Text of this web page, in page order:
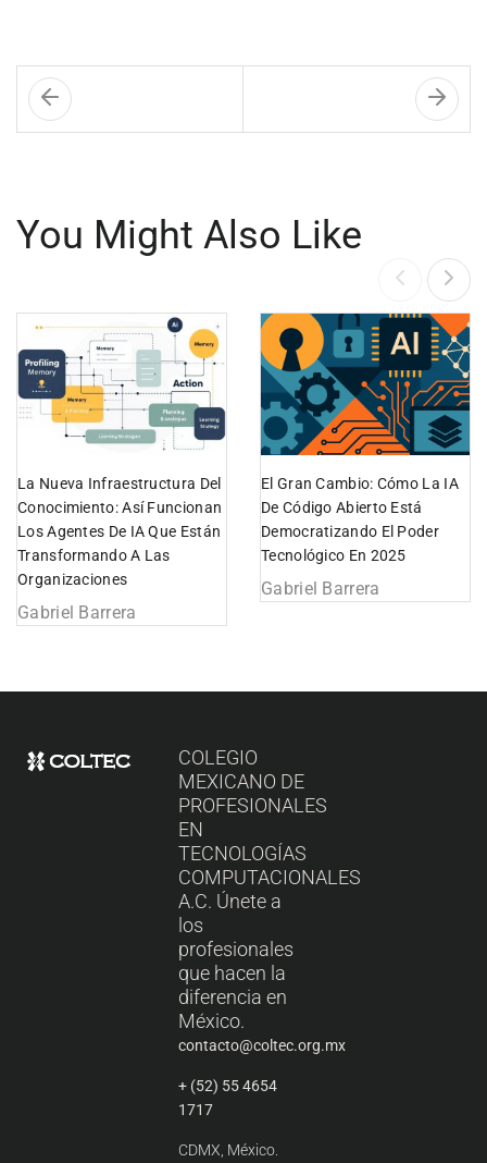
You Might Also Like
La Nueva Infraestructura Del
Conocimiento: Así Funcionan
Los Agentes De IA Que Están
Transformando A Las
Organizaciones
Gabriel Barrera
El Gran Cambio: Cómo La IA
De Código Abierto Está
Democratizando El Poder
Tecnológico En 2025
Gabriel Barrera
COLEGIO
MEXICANO DE
PROFESIONALES
EN
TECNOLOGÍAS
COMPUTACIONALES
A.C. Únete a
los
profesionales
que hacen la
diferencia en
México.
contacto@coltec.org.mx
+ (52) 55 4654
1717
CDMX, México.